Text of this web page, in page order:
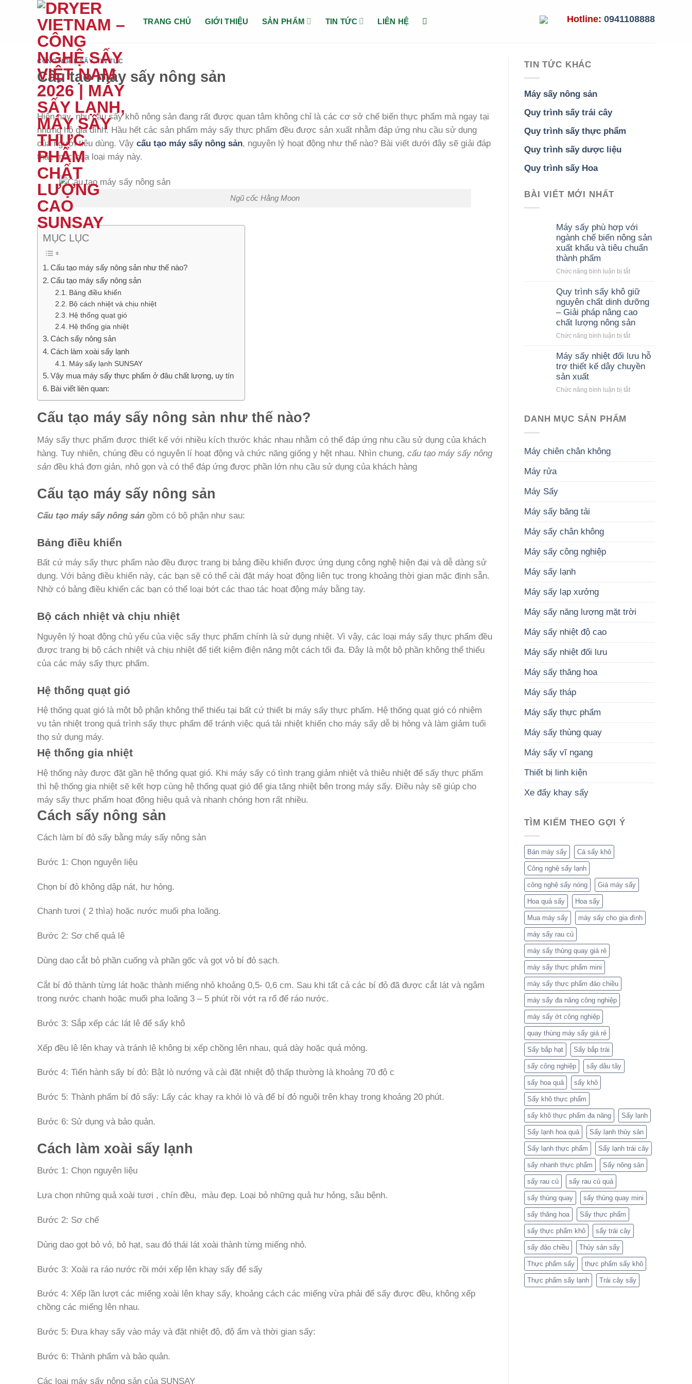
TRANG CHỦ GIỚI THIỆU SẢN PHẨM TIN TỨC LIÊN HỆ Hotline: 0941108888
CÔNG NGHỆ SẤY,TIN TỨC
Cấu tạo máy sấy nông sản
Hiện nay, nhu cầu sấy khô nông sản đang rất được quan tâm không chỉ là các cơ sở chế biến thực phẩm mà ngay tại
những hộ gia đình. Hầu hết các sản phẩm máy sấy thực phẩm đều được sản xuất nhằm đáp ứng nhu cầu sử dụng
của người tiêu dùng. Vậy cấu tạo máy sấy nông sản, nguyên lý hoạt động như thế nào? Bài viết dưới đây sẽ giải đáp
thắc mắc của loại máy này.
Ngũ cốc Hằng Moon
MỤC LỤC
Cấu tạo máy sấy nông sản như thế nào?
Cấu tạo máy sấy nông sản
Bảng điều khiển
Bộ cách nhiệt và chịu nhiệt
Hệ thống quạt gió
Hệ thống gia nhiệt
Cách sấy nông sản
Cách làm xoài sấy lạnh
Máy sấy lạnh SUNSAY
Vậy mua máy sấy thực phẩm ở đâu chất lượng, uy tín
Bài viết liên quan:
Cấu tạo máy sấy nông sản như thế nào?
Máy sấy thực phẩm được thiết kế với nhiều kích thước khác nhau nhằm có thể đáp ứng nhu cầu sử dụng của khách
hàng. Tuy nhiên, chúng đều có nguyên lí hoạt động và chức năng giống y hệt nhau. Nhìn chung, cấu tạo máy sấy nông
sản đều khá đơn giản, nhỏ gọn và có thể đáp ứng được phần lớn nhu cầu sử dụng của khách hàng
Cấu tạo máy sấy nông sản
Cấu tạo máy sấy nông sản gồm có bộ phận như sau:
Bảng điều khiển
Bất cứ máy sấy thực phẩm nào đều được trang bị bảng điều khiển được ứng dụng công nghệ hiện đại và dễ dàng sử
dụng. Với bảng điều khiển này, các bạn sẽ có thể cài đặt máy hoạt động liên tục trong khoảng thời gian mặc định sẵn.
Nhờ có bảng điều khiển các bạn có thể loại bớt các thao tác hoạt động máy bằng tay.
Bộ cách nhiệt và chịu nhiệt
Nguyên lý hoạt động chủ yếu của việc sấy thực phẩm chính là sử dụng nhiệt. Vì vậy, các loại máy sấy thực phẩm đều
được trang bị bộ cách nhiệt và chịu nhiệt để tiết kiệm điện năng một cách tối đa. Đây là một bộ phần không thể thiếu
của các máy sấy thực phẩm.
Hệ thống quạt gió
Hệ thống quạt gió là một bộ phận không thể thiếu tại bất cứ thiết bị máy sấy thực phẩm. Hệ thống quạt gió có nhiệm
vụ tản nhiệt trong quá trình sấy thực phẩm để tránh việc quá tải nhiệt khiến cho máy sấy dễ bị hỏng và làm giảm tuổi
thọ sử dụng máy.
Hệ thống gia nhiệt
Hệ thống này được đặt gần hệ thống quạt gió. Khi máy sấy có tình trạng giảm nhiệt và thiêu nhiệt để sấy thực phẩm
thì hệ thống gia nhiệt sẽ kết hợp cùng hệ thống quạt gió để gia tăng nhiệt bên trong máy sấy. Điều này sẽ giúp cho
máy sấy thực phẩm hoạt động hiệu quả và nhanh chóng hơn rất nhiều.
Cách sấy nông sản
Cách làm bí đỏ sấy bằng máy sấy nông sản
Bước 1: Chọn nguyên liệu
Chọn bí đỏ không dập nát, hư hỏng.
Chanh tươi ( 2 thìa) hoặc nước muối pha loãng.
Bước 2: Sơ chế quả lê
Dùng dao cắt bỏ phần cuống và phần gốc và gọt vỏ bí đỏ sạch.
Cắt bí đỏ thành từng lát hoặc thành miếng nhỏ khoảng 0,5- 0,6 cm. Sau khi tất cả các bí đỏ đã được cắt lát và ngâm
trong nước chanh hoặc muối pha loãng 3 – 5 phút rồi vớt ra rổ để ráo nước.
Bước 3: Sắp xếp các lát lê để sấy khô
Xếp đều lê lên khay và tránh lê không bị xếp chồng lên nhau, quá dày hoặc quá mỏng.
Bước 4: Tiến hành sấy bí đỏ: Bật lò nướng và cài đặt nhiệt độ thấp thường là khoảng 70 độ c
Bước 5: Thành phẩm bí đỏ sấy: Lấy các khay ra khỏi lò và để bí đỏ nguội trên khay trong khoảng 20 phút.
Bước 6: Sử dụng và bảo quản.
Cách làm xoài sấy lạnh
Bước 1: Chọn nguyên liệu
Lựa chọn những quả xoài tươi , chín đều, màu đẹp. Loại bỏ những quả hư hỏng, sâu bệnh.
Bước 2: Sơ chế
Dùng dao gọt bỏ vỏ, bỏ hạt, sau đó thái lát xoài thành từng miếng nhỏ.
Bước 3: Xoài ra ráo nước rồi mới xếp lên khay sấy để sấy
Bước 4: Xếp lần lượt các miếng xoài lên khay sấy, khoảng cách các miếng vừa phải để sấy được đều, không xếp
chồng các miếng lên nhau.
Bước 5: Đưa khay sấy vào máy và đặt nhiệt độ, độ ẩm và thời gian sấy:
Bước 6: Thành phẩm và bảo quản.
Các loại máy sấy nông sản của SUNSAY
TIN TỨC KHÁC
Máy sấy nông sản
Quy trình sấy trái cây
Quy trình sấy thực phẩm
Quy trình sấy dược liệu
Quy trình sấy Hoa
BÀI VIẾT MỚI NHẤT
Máy sấy phù hợp với
ngành chế biến nông sản
xuất khẩu và tiêu chuẩn
thành phẩm
Chức năng bình luận bị tắtở
sấy
phù
với
ngành
chế
nông
sản
xuất
và
Quy trình sấy khô giữ
nguyên chất dinh dưỡng
– Giải pháp nâng cao
chất lượng nông sản
Chức năng bình luận bị tắtở
trình
sấy
khô
nguyên
Máy sấy nhiệt đối lưu hỗ
trợ thiết kế dây chuyền
sản xuất
Chức năng bình luận bị tắtở
DANH MỤC SẢN PHẨM
Máy chiên chân không
Máy rửa
Máy Sấy
Máy sấy băng tải
Máy sấy chân không
Máy sấy công nghiệp
Máy sấy lạnh
Máy sấy lạp xưởng
Máy sấy năng lượng mặt trời
Máy sấy nhiệt độ cao
Máy sấy nhiệt đối lưu
Máy sấy thăng hoa
Máy sấy tháp
Máy sấy thực phẩm
Máy sấy thùng quay
Máy sấy vĩ ngang
Thiết bị linh kiện
Xe đẩy khay sấy
TÌM KIẾM THEO GỢI Ý
Bán máy sấy Cá sấy khô
Công nghệ sấy lạnh
công nghệ sấy nóng Giá máy sấy
Hoa quả sấy Hoa sấy
Mua máy sấy máy sấy cho gia đình
máy sấy rau củ
máy sấy thùng quay giá rẻ
máy sấy thực phẩm mini
máy sấy thực phẩm đảo chiều
máy sấy đa năng công nghiệp
máy sấy ớt công nghiệp
quay thùng máy sấy giá rẻ
Sấy bắp hạt Sấy bắp trái
sấy công nghiệp sấy dâu tây
sấy hoa quả sấy khô
Sấy khô thực phẩm
sấy khô thực phẩm đa năng Sấy lạnh
Sấy lạnh hoa quả Sấy lạnh thủy sản
Sấy lạnh thực phẩm Sấy lạnh trái cây
sấy nhanh thực phẩm Sấy nông sản
sấy rau củ sấy rau củ quả
sấy thùng quay sấy thùng quay mini
sấy thăng hoa Sấy thực phẩm
sấy thực phẩm khô sấy trái cây
sấy đảo chiều Thủy sản sấy
Thực phẩm sấy thực phẩm sấy khô
Thực phẩm sấy lạnh Trái cây sấy